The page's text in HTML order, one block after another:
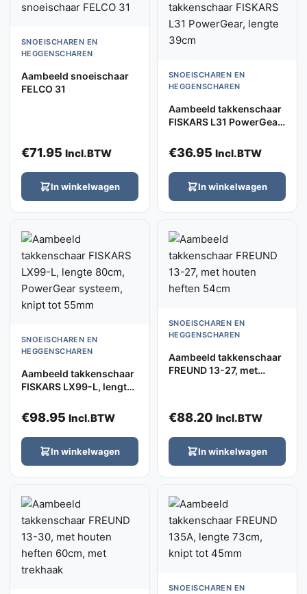
SNOEISCHAREN EN
HEGGENSCHAREN
Aambeeld snoeischaar
FELCO 31
€71.95 Incl.BTW
In winkelwagen
SNOEISCHAREN EN
HEGGENSCHAREN
Aambeeld takkenschaar
FISKARS L31 PowerGear,
€36.95 Incl.BTW
In winkelwagen
SNOEISCHAREN EN
HEGGENSCHAREN
Aambeeld takkenschaar
FISKARS LX99-L, lengte
systeem, knipt tot 55mm
€98.95 Incl.BTW
In winkelwagen
SNOEISCHAREN EN
HEGGENSCHAREN
Aambeeld takkenschaar
FREUND 13-27, met
€88.20 Incl.BTW
In winkelwagen
SNOEISCHAREN EN